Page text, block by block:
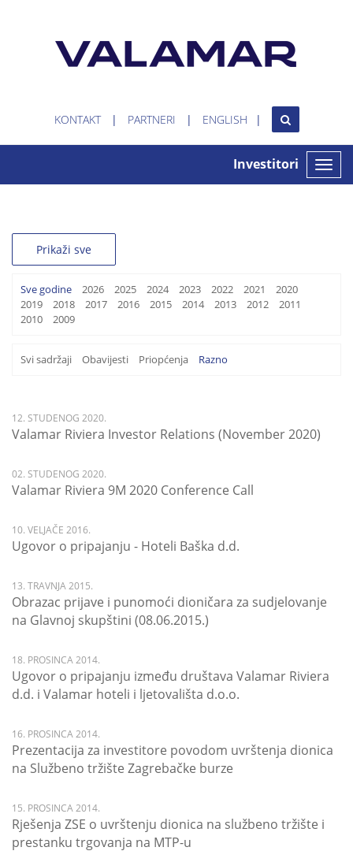
KONTAKT PARTNERI ENGLISH
Toggle
Investitori
Prikaži sve
Sve godine 2026 2025 2024 2023 2022 2021
2020
2019
2018 2017 2016 2015 2014 2013 2012
2011
2010
2009
Svi sadržaji Obavijesti Priopćenja Razno
12. STUDENOG 2020.
Valamar Riviera Investor Relations (November 2020)
02. STUDENOG 2020.
Valamar Riviera 9M 2020 Conference Call
10. VELJAČE 2016.
Ugovor o pripajanju - Hoteli Baška d.d.
13. TRAVNJA 2015.
Obrazac prijave i punomoći dioničara za sudjelovanje
na Glavnoj skupštini (08.06.2015.)
18. PROSINCA 2014.
Ugovor o pripajanju između društava Valamar Riviera
d.d. i Valamar hoteli i ljetovališta d.o.o.
16. PROSINCA 2014.
Prezentacija za investitore povodom uvrštenja dionica
na Službeno tržište Zagrebačke burze
15. PROSINCA 2014.
Rješenja ZSE o uvrštenju dionica na službeno tržište i
prestanku trgovanja na MTP-u